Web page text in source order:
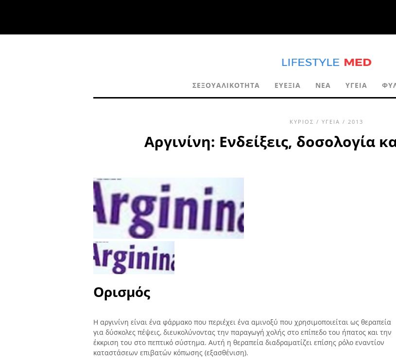
ΣΕΞΟΥΑΛΙΚΌΤΗΤΑ ΕΥΕΞΊΑ ΝΈΑ ΥΓΕΊΑ
ΚΎΡΙΟΣ / ΥΓΕΊΑ / 2013
Αργινίνη: Ενδείξεις, δοσολογία
Ορισμός
Η αργινίνη είναι ένα φάρμακο που περιέχει ένα αμινοξύ που χρησιμοποιείται ως θεραπεία
για δύσκολες πέψεις, διευκολύνοντας την παραγωγή χολής στο επίπεδο του ήπατος και την
έκκριση του στο πεπτικό σύστημα. Αυτή η θεραπεία διαδραματίζει επίσης ρόλο εναντίον
καταστάσεων επιβατών κόπωσης (εξασθένιση).